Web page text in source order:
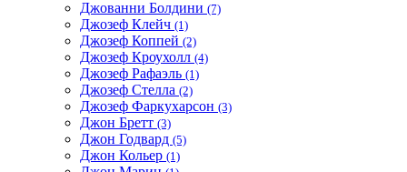
Джованни Болдини (7)
Джозеф Клейч (1)
Джозеф Коппей (2)
Джозеф Кроухолл (4)
Джозеф Рафаэль (1)
Джозеф Стелла (2)
Джозеф Фаркухарсон (3)
Джон Бретт (3)
Джон Годвард (5)
Джон Кольер (1)